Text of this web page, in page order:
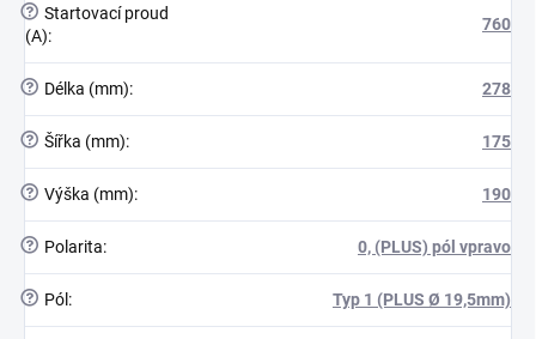
? Startovací proud
(A):
760
? Délka (mm): 278
? Šířka (mm): 175
? Výška (mm): 190
? Polarita: 0, (PLUS) pól vpravo
? Pól: Typ 1 (PLUS Ø 19,5mm)